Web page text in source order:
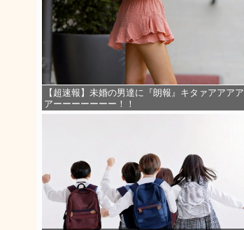
【超速報】未婚の男達に『朗報』キタァアアアア
アーーーーーーー！！